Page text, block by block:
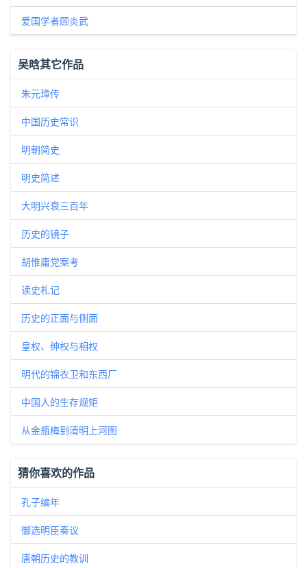
爱国学者顾炎武
吴晗其它作品
朱元璋传
中国历史常识
明朝简史
明史简述
大明兴衰三百年
历史的镜子
胡惟庸党案考
读史札记
历史的正面与侧面
皇权、绅权与相权
明代的锦衣卫和东西厂
中国人的生存规矩
从金瓶梅到清明上河图
猜你喜欢的作品
孔子编年
御选明臣奏议
唐朝历史的教训